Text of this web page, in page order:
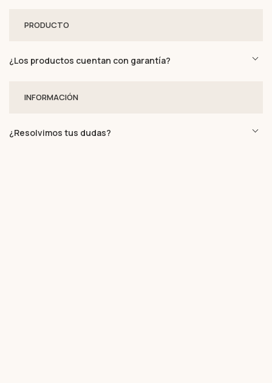
PRODUCTO
¿Los productos cuentan con garantía?
INFORMACIÓN
¿Resolvimos tus dudas?